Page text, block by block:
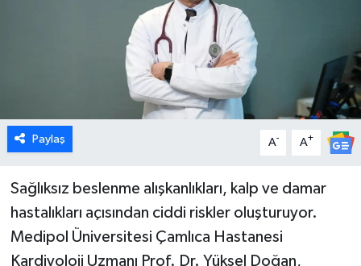
Paylaş A- A+
Sağlıksız beslenme alışkanlıkları, kalp ve damar
hastalıkları açısından ciddi riskler oluşturuyor.
Medipol Üniversitesi Çamlıca Hastanesi
Kardiyoloji Uzmanı Prof. Dr. Yüksel Doğan,
Genel
Gündem
Hisarcık